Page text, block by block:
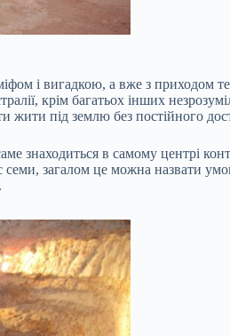
і вигадкою, а вже з приходом
крім багатьох інших
під землю без постійного
знаходиться в самому центрі
загалом це можна назвати